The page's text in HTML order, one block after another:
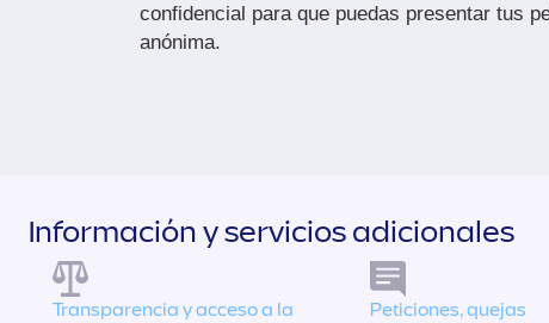
confidencial para que puedas presentar tus
anónima.
Información y servicios adicionales
Transparencia y acceso a la Peticiones, quejas